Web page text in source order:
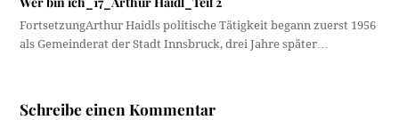
FortsetzungArthur Haidls politische Tätigkeit begann zuerst 1956
als Gemeinderat der Stadt Innsbruck, drei Jahre später…
Schreibe einen Kommentar